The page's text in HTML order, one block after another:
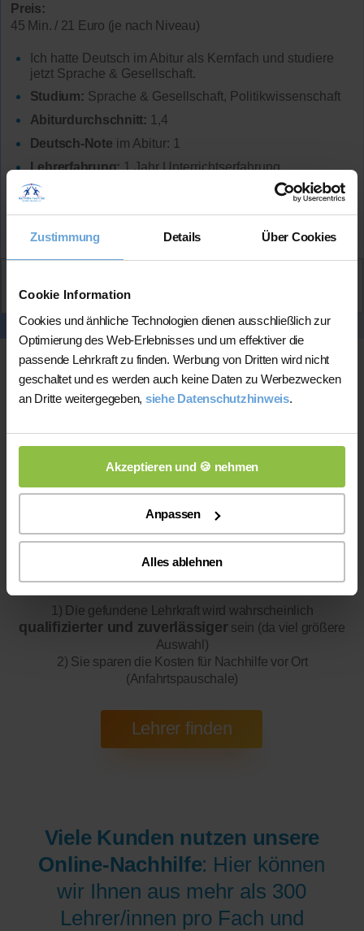
Zustimmung Details Über Cookies
Cookie Information
Cookies und änhliche Technologien dienen ausschließlich zur
Optimierung des Web-Erlebnisses und um effektiver die
passende Lehrkraft zu finden. Werbung von Dritten wird nicht
geschaltet und es werden auch keine Daten zu Werbezwecken
an Dritte weitergegeben, siehe Datenschutzhinweis.
Akzeptieren und 🍪 nehmen
Anpassen
Alles ablehnen
Preis:
45 Min. / 21 Euro (je nach Niveau)
Ich hatte Deutsch im Abitur als Kernfach und studiere
jetzt Sprache & Gesellschaft.
Studium: Sprache & Gesellschaft, Politikwissenschaft
Abiturdurchschnitt: 1,4
Deutsch-Note im Abitur: 1
Lehrerfahrung:1 Jahr Unterrichtserfahrung
Marlene
Online-Unterricht
Bitte beachten Sie, dass wir fürOnline-Unterrichteine
Sie folgende Vorteile ergeben:
1) Die gefundene Lehrkraft wird wahrscheinlich
qualifizierter und zuverlässigersein (da viel größere
Auswahl)
2) Sie sparen die Kosten für Nachhilfe vor Ort
(Anfahrtspauschale)
Viele Kunden nutzen unsere
Online-Nachhilfe: Hier können
wir Ihnen aus mehr als 300
Lehrer/innen pro Fach und